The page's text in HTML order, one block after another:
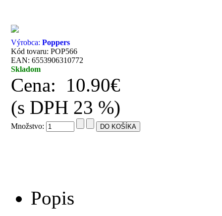
Výrobca:Poppers
Kód tovaru: POP566
EAN: 6553906310772
Skladom
Cena:
10.90€
(s DPH 23 %)
Množstvo:
Popis